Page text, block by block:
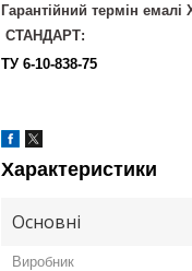
Гарантійний термін емалі
СТАНДАРТ:
ТУ 6-10-838-75
Характеристики
Основні
Виробник